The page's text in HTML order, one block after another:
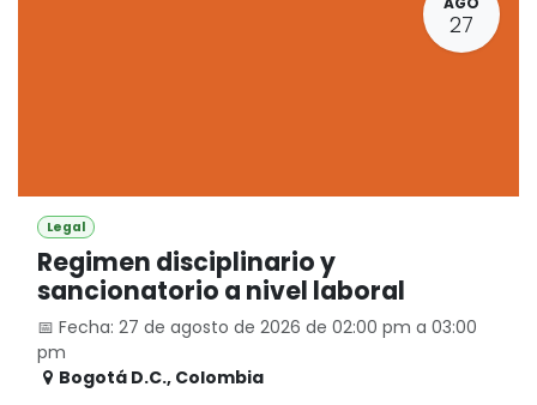
27
Legal
Regimen disciplinario y
sancionatorio a nivel laboral
📅 Fecha: 27 de agosto de 2026 de 02:00 pm a 03:00
pm
Bogotá D.C., Colombia